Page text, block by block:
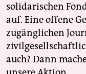
solidarischen
auf. Eine offene
zugänglichen
auch? Dann